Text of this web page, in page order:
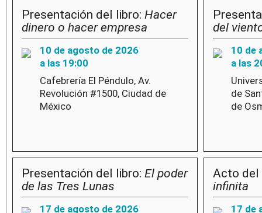
Presentación del libro: Hacer
dinero o hacer empresa
10 de agosto de 2026
a las 19:00
Cafebrería El Péndulo, Av.
Revolución #1500, Ciudad de
México
del
10 de
a las
de
de
Presentación del libro: El poder
de las Tres Lunas
17 de agosto de 2026
Acto
infinita
17 de